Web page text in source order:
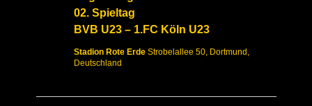
02. Spieltag
BVB U23 – 1.FC Köln U23
Stadion Rote Erde Strobelallee 50, Dortmund,
Deutschland